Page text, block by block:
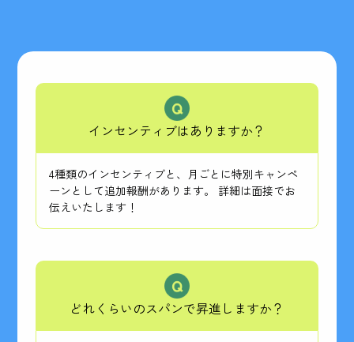
インセンティブはありますか？
4種類のインセンティブと、月ごとに特別キャンペ
ーンとして追加報酬があります。 詳細は面接でお
伝えいたします！
どれくらいのスパンで昇進しますか？